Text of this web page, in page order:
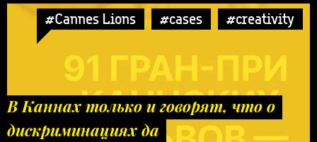
#Cannes Lions #cases #creativity
В Каннах только и говорят, что о
дискриминациях да